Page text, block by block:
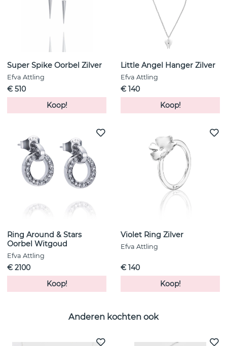
Super Spike Oorbel Zilver
Efva Attling
€ 510
Koop!
Little Angel Hanger Zilver
Efva Attling
€ 140
Koop!
Ring Around & Stars
Oorbel Witgoud
Efva Attling
€ 2100
Koop!
Violet Ring Zilver
Efva Attling
€ 140
Koop!
Anderen kochten ook